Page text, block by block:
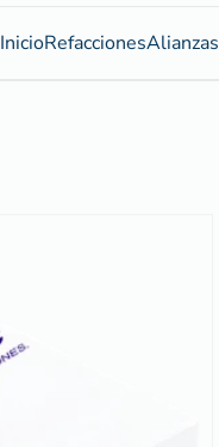
InicioRefaccionesAlianzas